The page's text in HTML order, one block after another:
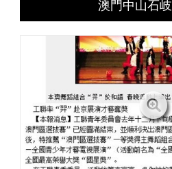
澳門中山石